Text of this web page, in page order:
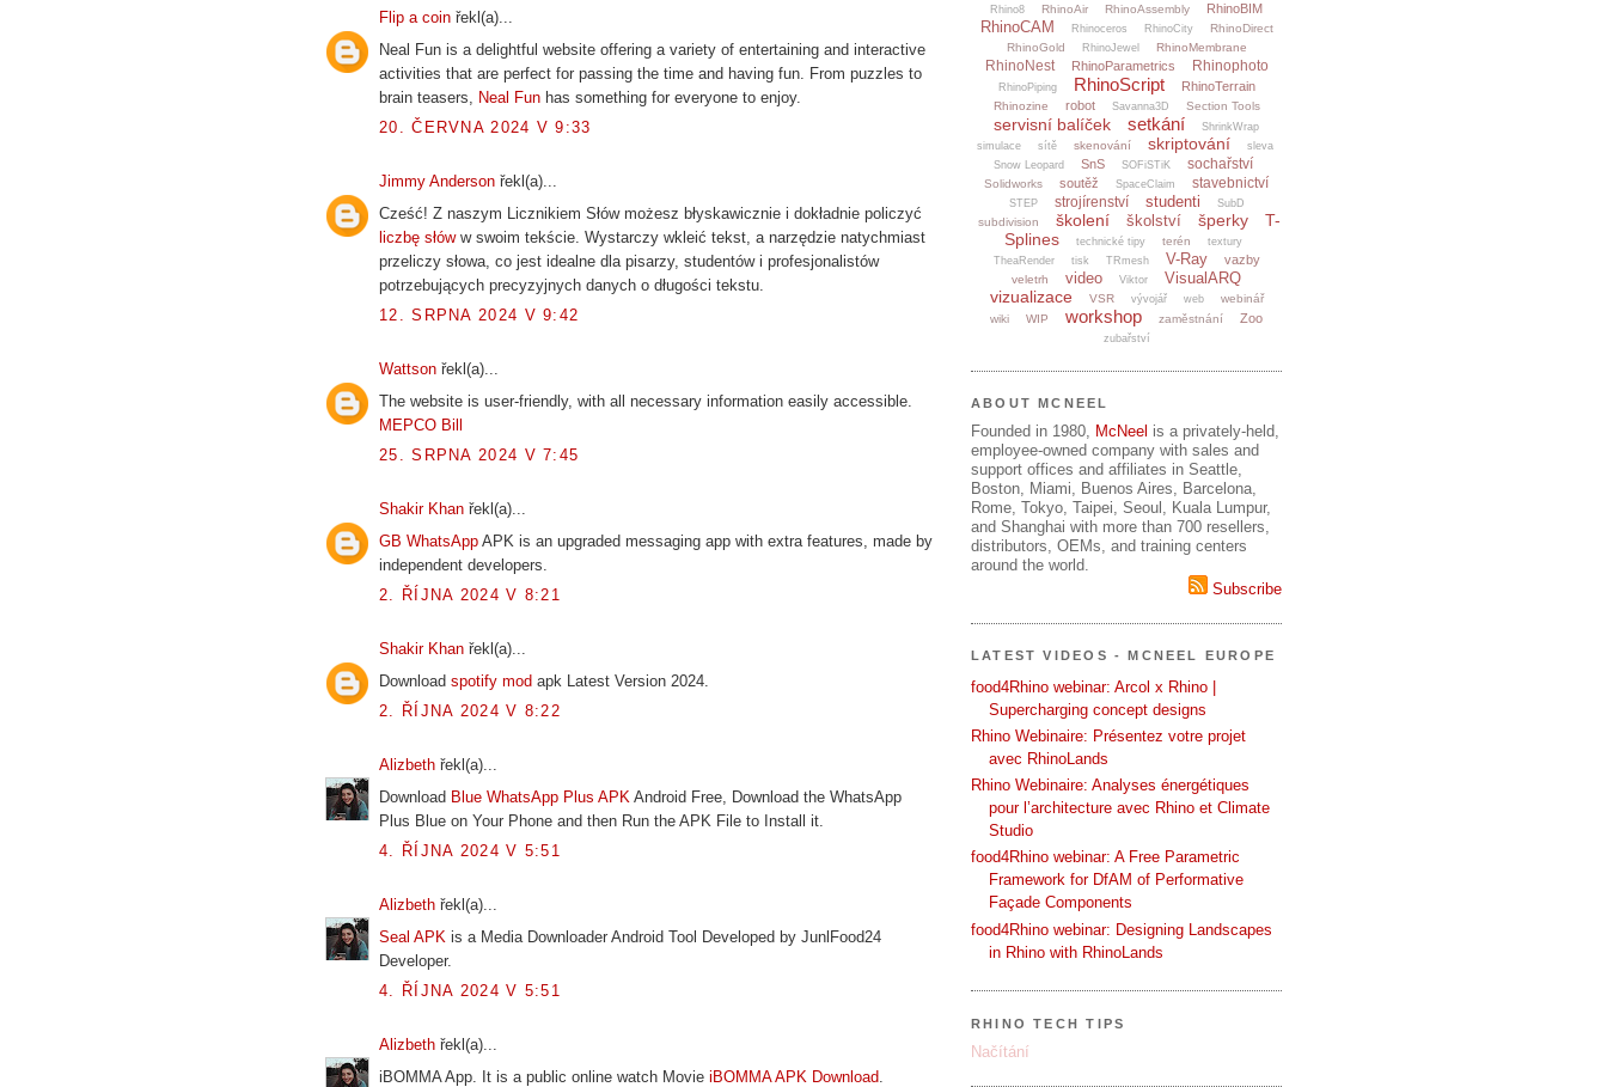
Flip a coin řekl(a)...
Neal Fun is a delightful website offering a variety of entertaining and interactive
activities that are perfect for passing the time and having fun. From puzzles to
brain teasers, Neal Fun has something for everyone to enjoy.
20. ČERVNA 2024 V 9:33
Jimmy Anderson řekl(a)...
Cześć! Z naszym Licznikiem Słów możesz błyskawicznie i dokładnie policzyć
liczbę słóww swoim tekście. Wystarczy wkleić tekst, a narzędzie natychmiast
przeliczy słowa, co jest idealne dla pisarzy, studentów i profesjonalistów
potrzebujących precyzyjnych danych o długości tekstu.
12. SRPNA 2024 V 9:42
Wattson řekl(a)...
The website is user-friendly, with all necessary information easily accessible.
MEPCO Bill
25. SRPNA 2024 V 7:45
Shakir Khan řekl(a)...
GB WhatsApp APK is an upgraded messaging app with extra features, made by
independent developers.
2. ŘÍJNA 2024 V 8:21
Shakir Khan řekl(a)...
Download spotify mod apk Latest Version 2024.
2. ŘÍJNA 2024 V 8:22
Alizbeth řekl(a)...
Download Blue WhatsApp Plus APK Android Free, Download the WhatsApp
Plus Blue on Your Phone and then Run the APK File to Install it.
4. ŘÍJNA 2024 V 5:51
Alizbeth řekl(a)...
Seal APK is a Media Downloader Android Tool Developed by JunlFood24
Developer.
4. ŘÍJNA 2024 V 5:51
Alizbeth řekl(a)...
iBOMMA App. It is a public online watch Movie iBOMMA APK Download
Rhino8 RhinoAir RhinoAssembly RhinoBIM
RhinoCAM Rhinoceros RhinoCity
RhinoDirect
RhinoGold
RhinoJewel RhinoMembrane
RhinoNest RhinoParametrics Rhinophoto
RhinoPiping RhinoScript RhinoTerrain
Rhinozine robot Savanna3D Section Tools
servisní balíček setkání
ShrinkWrap
simulace
sítě skenování skriptování
sleva
Snow Leopard
SnS SOFiSTiK sochařství
Solidworks soutěž SpaceClaim stavebnictví
STEP strojírenství studenti SubD
subdivision školení školství šperky
T-
Splines
technické tipy terén
textury
TheaRender
tisk TRmesh V-Ray vazby
veletrh video Viktor VisualARQ
vizualizace VSR vývojář web
webinář
wiki
WIP workshop zaměstnání Zoo
zubařství
ABOUT MCNEEL
Founded in 1980, McNeel is a privately-held,
employee-owned company with sales and
support offices and affiliates in Seattle,
Boston, Miami, Buenos Aires, Barcelona,
Rome, Tokyo, Taipei, Seoul, Kuala Lumpur,
and Shanghai with more than 700 resellers,
distributors, OEMs, and training centers
around the world.
Subscribe
LATEST VIDEOS - MCNEEL EUROPE
food4Rhino webinar: Arcol x Rhino |
Supercharging concept designs
Rhino Webinaire: Présentez votre projet
avec RhinoLands
Rhino Webinaire: Analyses énergétiques
pour l’architecture avec Rhino et Climate
Studio
food4Rhino webinar: A Free Parametric
Framework for DfAM of Performative
Façade Components
food4Rhino webinar: Designing Landscapes
in Rhino with RhinoLands
RHINO TECH TIPS
Načítání